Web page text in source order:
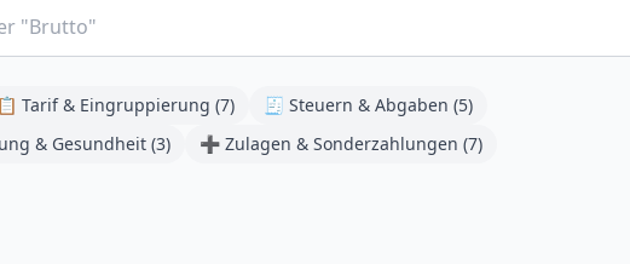
📋 Tarif & Eingruppierung (7) 🧾 Steuern & Abgaben (5)
& Gesundheit (3) ➕ Zulagen & Sonderzahlungen (7)